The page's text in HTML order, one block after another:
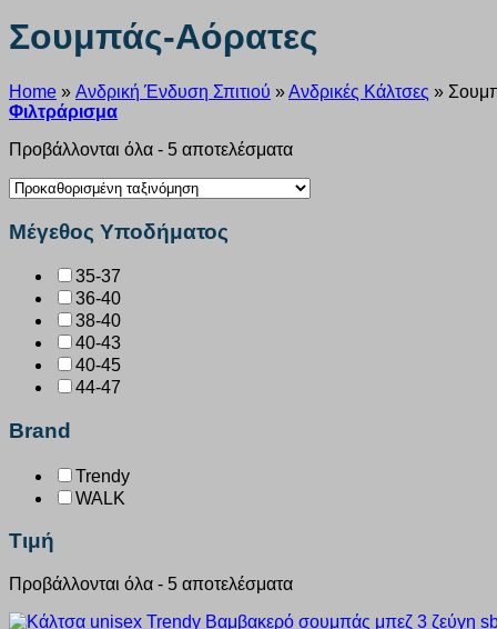
Σουμπάς-Αόρατες
Home » Ανδρική Ένδυση Σπιτιού »Ανδρικές Κάλτσες »
Φιλτράρισμα
Προβάλλονται όλα - 5 αποτελέσματα
Μέγεθος Υποδήματος
35-37
36-40
38-40
40-43
40-45
44-47
Brand
Trendy
WALK
Τιμή
Προβάλλονται όλα - 5 αποτελέσματα